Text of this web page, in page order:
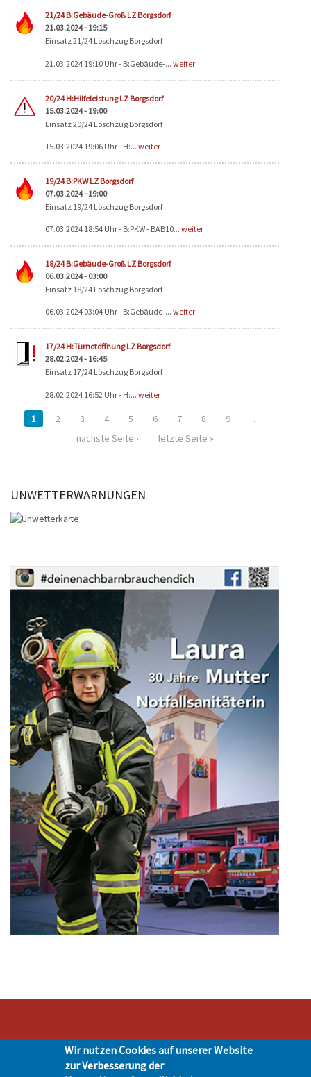
21/24 B:Gebäude-Groß LZ Borgsdorf
21.03.2024 - 19:15
Einsatz 21/24 Löschzug Borgsdorf
21.03.2024 19:10 Uhr - B:Gebäude-... weiter
20/24 H:Hilfeleistung LZ Borgsdorf
15.03.2024 - 19:00
Einsatz 20/24 Löschzug Borgsdorf
15.03.2024 19:06 Uhr - H:... weiter
19/24 B:PKW LZ Borgsdorf
07.03.2024 - 19:00
Einsatz 19/24 Löschzug Borgsdorf
07.03.2024 18:54 Uhr - B:PKW - BAB10... weiter
18/24 B:Gebäude-Groß LZ Borgsdorf
06.03.2024 - 03:00
Einsatz 18/24 Löschzug Borgsdorf
06.03.2024 03:04 Uhr - B:Gebäude-... weiter
17/24 H:Türnotöffnung LZ Borgsdorf
28.02.2024 - 16:45
Einsatz 17/24 Löschzug Borgsdorf
28.02.2024 16:52 Uhr - H:... weiter
Seiten
1 2 3 4 5 6 7 8 9
…
nächste Seite ›
letzte Seite »
UNWETTERWARNUNGEN
Stadt Hohen Neuendorf • Oranienburger Str. 2 • 16540 Hohen Neuendorf •
Telefon 03303-528-0
Wir nutzen Cookies auf unserer Website
zur Verbesserung der